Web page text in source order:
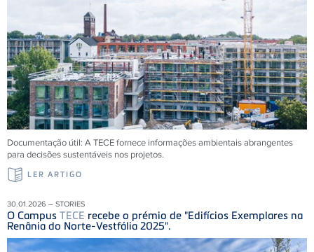
Documentação útil: ATECEfornece informações ambientais abrangentes
para decisões sustentáveis ​​nos projetos.
LER ARTIGO
30.01.2026 – STORIES
O Campus TECE recebe o prémio de "Edifícios Exemplares na
Renânia do Norte-Vestfália 2025".